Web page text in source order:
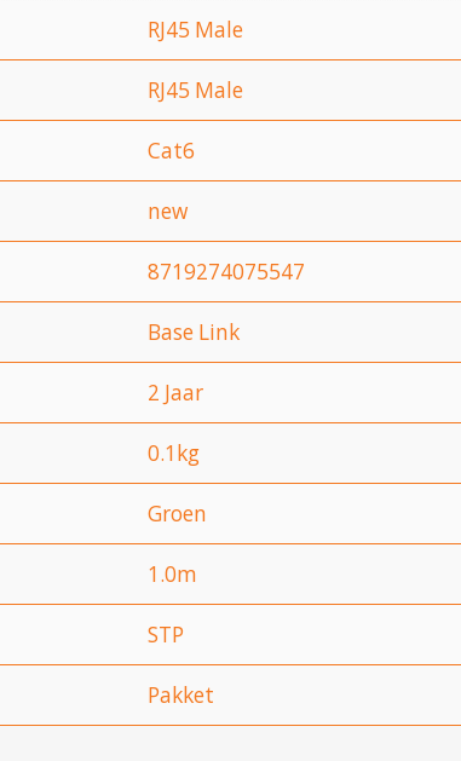
RJ45 Male
RJ45 Male
Cat6
new
8719274075547
Base Link
2 Jaar
0.1kg
Groen
1.0m
STP
Pakket